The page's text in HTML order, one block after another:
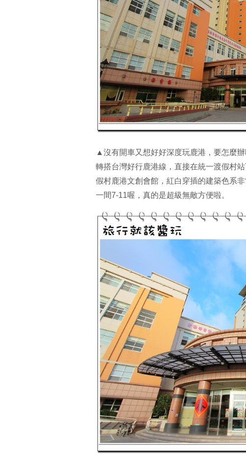
▲沒有開車又想好好深度玩鹿港，要怎麼
轉搭台灣好行鹿港線，直接在統一渡假村
假村鹿港文創會館，紅白穿插的建築色系
一間7-11喔，真的是超級無敵方便啦。